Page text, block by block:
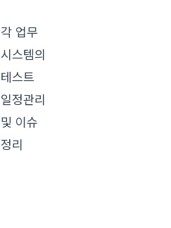
각 업무
시스템의
테스트
일정관리
및 이슈
정리